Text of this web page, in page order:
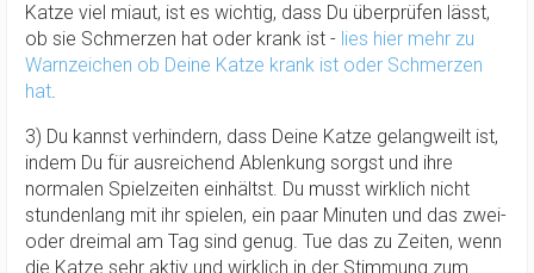
Katze viel miaut, ist es wichtig, dass Du überprüfen lässt,
ob sie Schmerzen hat oder krank ist - lies hier mehr zu
Warnzeichen ob Deine Katze krank ist oder Schmerzen
hat.
3) Du kannst verhindern, dass Deine Katze gelangweilt ist,
indem Du für ausreichend Ablenkung sorgst und ihre
normalen Spielzeiten einhältst. Du musst wirklich nicht
stundenlang mit ihr spielen, ein paar Minuten und das zwei-
oder dreimal am Tag sind genug. Tue das zu Zeiten, wenn
die Katze sehr aktiv und wirklich in der Stimmung zum